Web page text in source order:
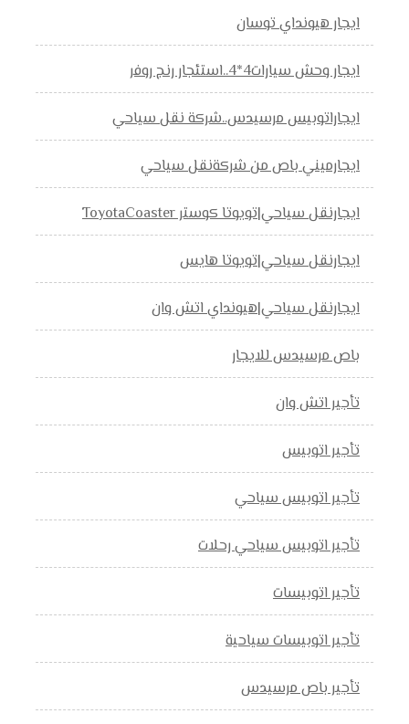
ايجار هيونداي توسان
ايجار وحش سيارات4*4..استئجار رنج روفر
ايجاراتوبيس مرسيدس..شركة نقل سياحي
ايجارميني باص من شركةنقل سياحي
ايجارنقل سياحي|تويوتا كوستر ToyotaCoaster
ايجارنقل سياحي|تويوتا هايس
ايجارنقل سياحي|هيونداي اتش وان
باص مرسيدس للايجار
تأجير اتش وان
تأجير اتوبيس
تأجير اتوبيس سياحي
تأجير اتوبيس سياحي رحلات
تأجير اتوبيسات
تأجير اتوبيسات سياحية
تأجير باص مرسيدس